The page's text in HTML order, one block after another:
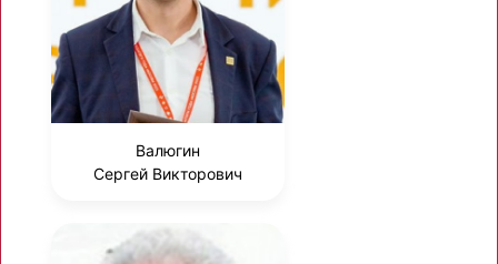
Валюгин
Сергей Викторович